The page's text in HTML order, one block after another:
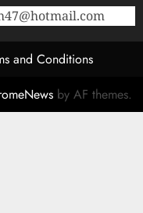
and Conditions
by AF themes.